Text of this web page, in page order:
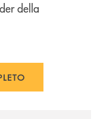
della